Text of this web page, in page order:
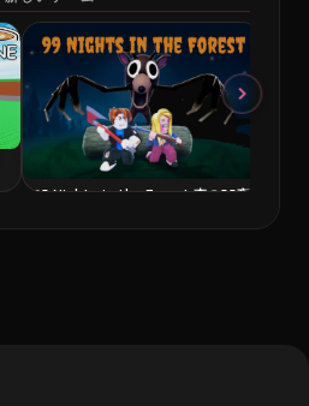
99 Nights in the Forest 森の99夜